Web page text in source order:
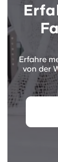
Erfahre
von der